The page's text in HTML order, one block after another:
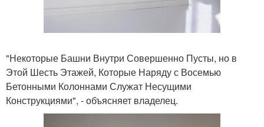
"Некоторые Башни Внутри Совершенно Пусты, но в
Этой Шесть Этажей, Которые Наряду с Восемью
Бетонными Колоннами Служат Несущими
Конструкциями", - объясняет владелец.